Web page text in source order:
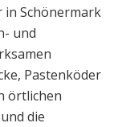
in Schönermark
und
Pastenköder
örtlichen
die